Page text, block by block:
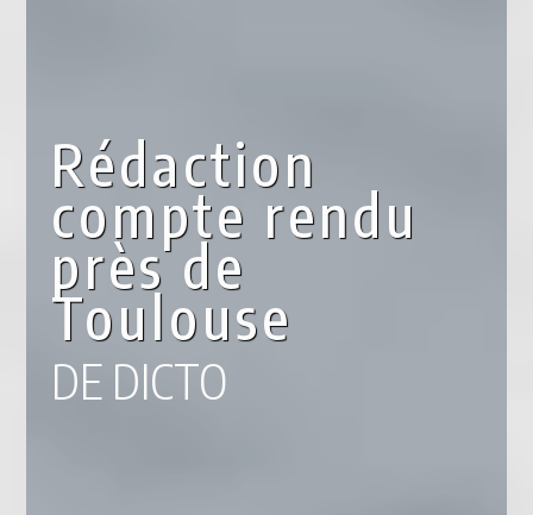
Rédaction
compte rendu
près de
Toulouse
DE DICTO